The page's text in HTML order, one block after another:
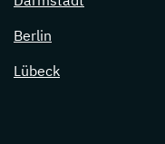
Berlin
Lübeck